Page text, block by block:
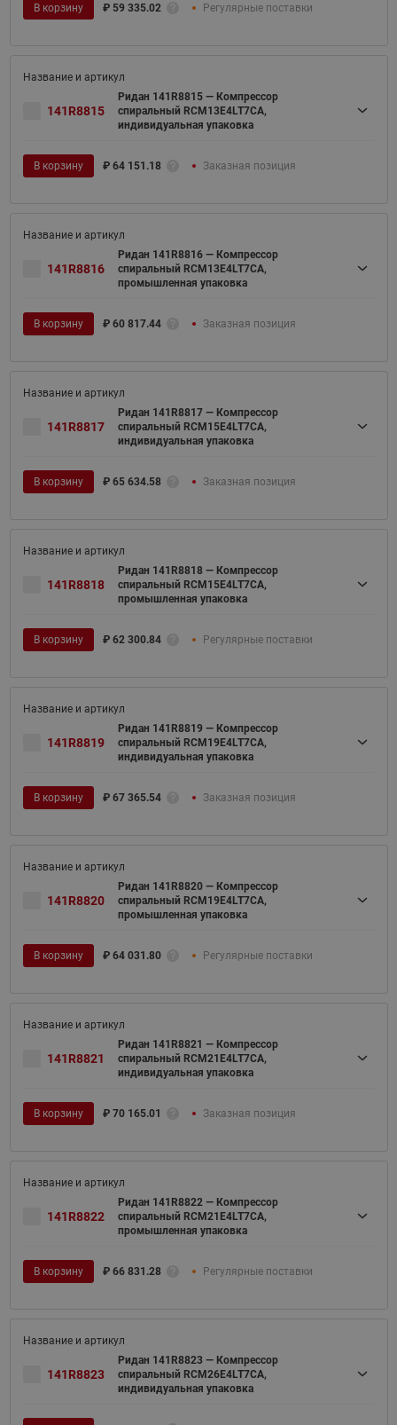
В корзину ₽ 59 335.02 Регулярные поставки
141R8815
Ридан 141R8815 — Компрессор
спиральный RCM13E4LT7CA,
индивидуальная упаковка
В корзину ₽ 64 151.18 Заказная позиция
141R8816
Ридан 141R8816 — Компрессор
спиральный RCM13E4LT7CA,
промышленная упаковка
В корзину ₽ 60 817.44 Заказная позиция
141R8817
Ридан 141R8817 — Компрессор
спиральный RCM15E4LT7CA,
индивидуальная упаковка
В корзину ₽ 65 634.58 Заказная позиция
141R8818
Ридан 141R8818 — Компрессор
спиральный RCM15E4LT7CA,
промышленная упаковка
В корзину ₽ 62 300.84 Регулярные поставки
141R8819
Ридан 141R8819 — Компрессор
спиральный RCM19E4LT7CA,
индивидуальная упаковка
В корзину ₽ 67 365.54 Заказная позиция
141R8820
Ридан 141R8820 — Компрессор
спиральный RCM19E4LT7CA,
промышленная упаковка
В корзину ₽ 64 031.80 Регулярные поставки
141R8821
Ридан 141R8821 — Компрессор
спиральный RCM21E4LT7CA,
индивидуальная упаковка
В корзину ₽ 70 165.01 Заказная позиция
141R8822
Ридан 141R8822 — Компрессор
спиральный RCM21E4LT7CA,
промышленная упаковка
В корзину ₽ 66 831.28 Регулярные поставки
141R8823
Ридан 141R8823 — Компрессор
спиральный RCM26E4LT7CA,
индивидуальная упаковка